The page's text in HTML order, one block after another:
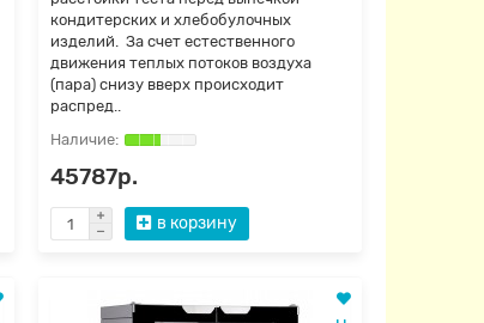
кондитерских и хлебобулочных
изделий. За счет естественного
движения теплых потоков воздуха
(пара) снизу вверх происходит
распред..
45787р.
в корзину